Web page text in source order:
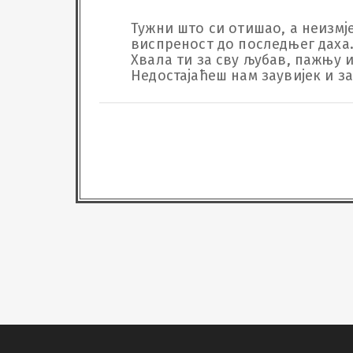
Тужни што си отишао, а
виспреност до последњег
Хвала ти за сву љубав, пажњу
Недостајаћеш нам заувијек и